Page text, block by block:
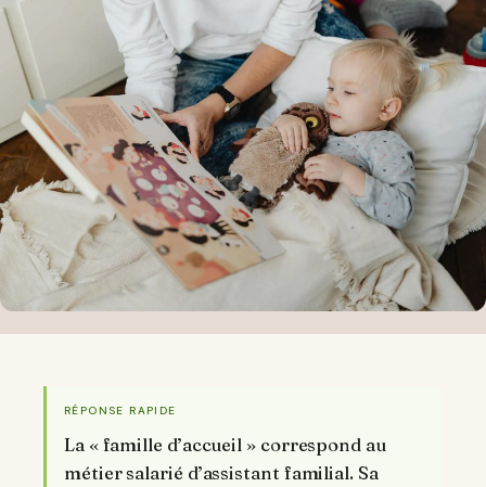
RÉPONSE RAPIDE
La « famille d’accueil » correspond au
métier salarié d’assistant familial. Sa